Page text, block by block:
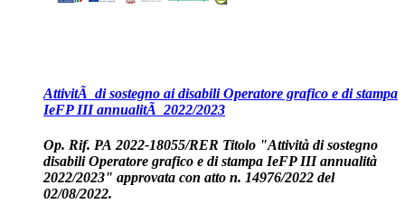
AttivitÃ di sostegno ai disabili Operatore grafico e di stampa
IeFP III annualitÃ 2022/2023
Op. Rif. PA 2022-18055/RER Titolo "Attività di sostegno
disabili Operatore grafico e di stampa IeFP III annualità
2022/2023" approvata con atto n. 14976/2022 del
02/08/2022.